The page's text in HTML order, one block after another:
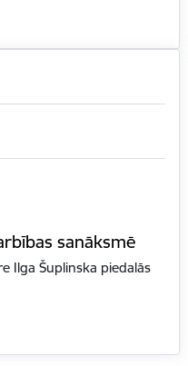
sanāksmē
Ilga Šuplinska piedalās